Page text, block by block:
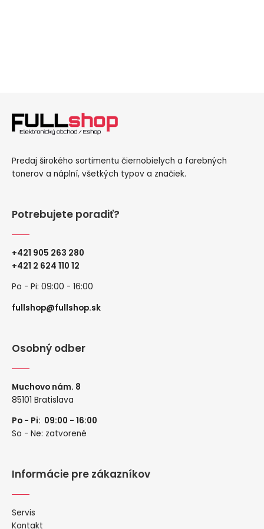
Predaj širokého sortimentu čiernobielych a farebných
tonerov a náplní, všetkých typov a značiek.
Potrebujete poradiť?
+421 905 263 280
+421 2 624 110 12
Po - Pi: 09:00 - 16:00
fullshop@fullshop.sk
Osobný odber
Muchovo nám. 8
85101 Bratislava
Po - Pi: 09:00 - 16:00
So - Ne: zatvorené
Informácie pre zákazníkov
Servis
Kontakt